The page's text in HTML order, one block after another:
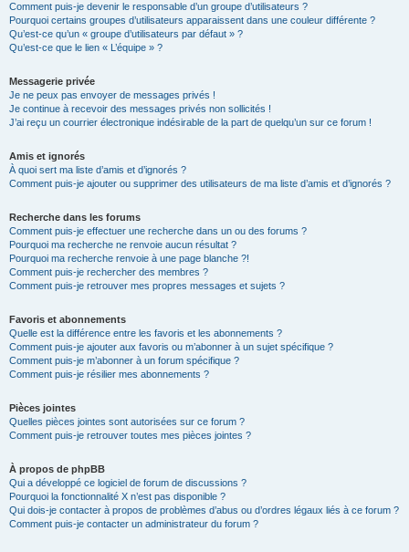
Comment puis-je devenir le responsable d’un groupe d’utilisateurs ?
Pourquoi certains groupes d’utilisateurs apparaissent dans une couleur différente ?
Qu’est-ce qu’un « groupe d’utilisateurs par défaut » ?
Qu’est-ce que le lien « L’équipe » ?
Messagerie privée
Je ne peux pas envoyer de messages privés !
Je continue à recevoir des messages privés non sollicités !
J’ai reçu un courrier électronique indésirable de la part de quelqu’un sur ce forum !
Amis et ignorés
À quoi sert ma liste d’amis et d’ignorés ?
Comment puis-je ajouter ou supprimer des utilisateurs de ma liste d’amis et d’ignorés ?
Recherche dans les forums
Comment puis-je effectuer une recherche dans un ou des forums ?
Pourquoi ma recherche ne renvoie aucun résultat ?
Pourquoi ma recherche renvoie à une page blanche ?!
Comment puis-je rechercher des membres ?
Comment puis-je retrouver mes propres messages et sujets ?
Favoris et abonnements
Quelle est la différence entre les favoris et les abonnements ?
Comment puis-je ajouter aux favoris ou m’abonner à un sujet spécifique ?
Comment puis-je m’abonner à un forum spécifique ?
Comment puis-je résilier mes abonnements ?
Pièces jointes
Quelles pièces jointes sont autorisées sur ce forum ?
Comment puis-je retrouver toutes mes pièces jointes ?
À propos de phpBB
Qui a développé ce logiciel de forum de discussions ?
Pourquoi la fonctionnalité X n’est pas disponible ?
Qui dois-je contacter à propos de problèmes d’abus ou d’ordres légaux liés à ce forum ?
Comment puis-je contacter un administrateur du forum ?